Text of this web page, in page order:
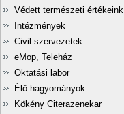
Védett természeti értékeink
Intézmények
Civil szervezetek
eMop, Teleház
Oktatási labor
Élő hagyományok
Kökény Citerazenekar